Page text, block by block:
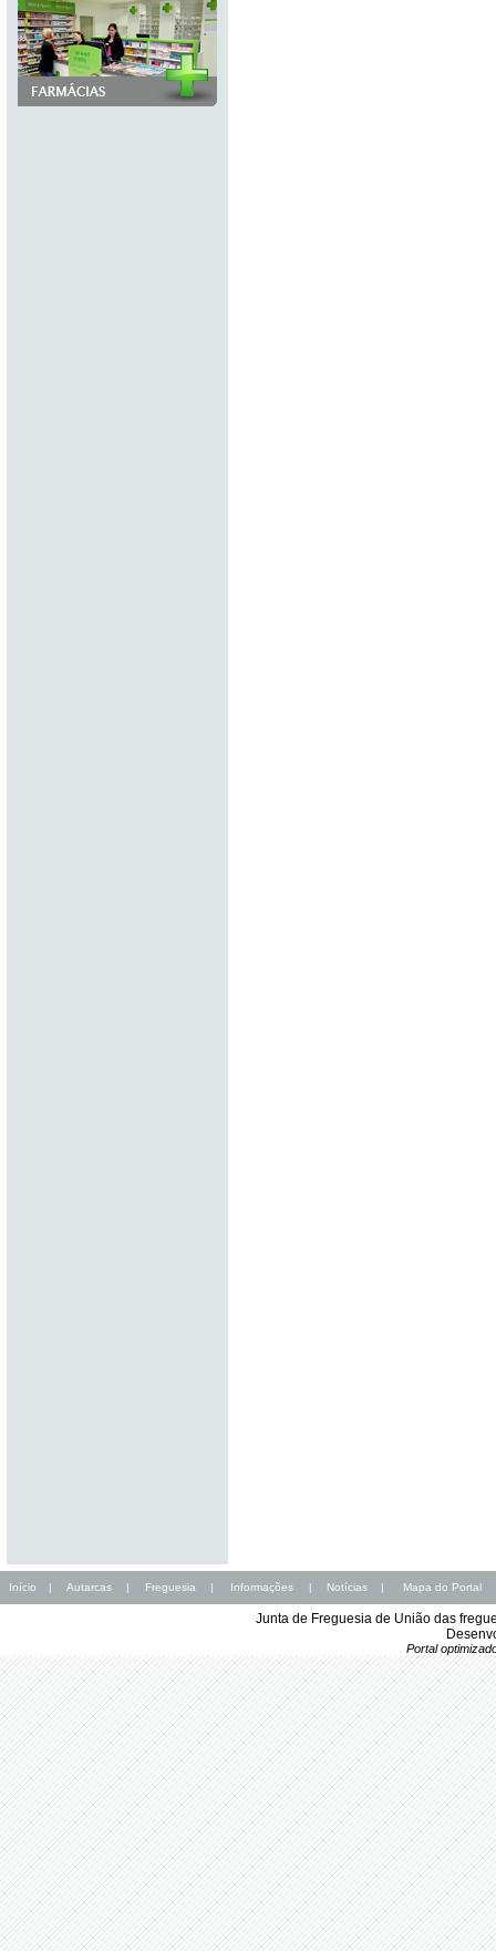
Início | Autarcas | Freguesia | Informações | Notícias | Mapa do Portal
Junta de Freguesia de União das
Portal